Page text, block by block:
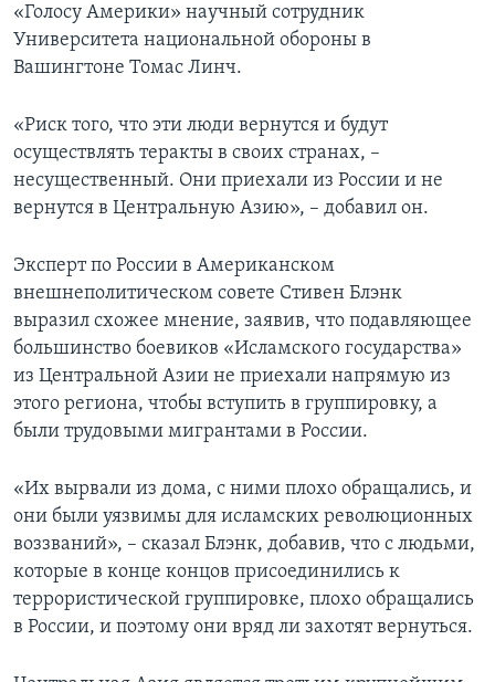
«Голосу Америки» научный сотрудник
Университета национальной обороны в
Вашингтоне Томас Линч.
«Риск того, что эти люди вернутся и будут
осуществлять теракты в своих странах, –
несущественный. Они приехали из России и не
вернутся в Центральную Азию», – добавил он.
Эксперт по России в Американском
внешнеполитическом совете Стивен Блэнк
выразил схожее мнение, заявив, что подавляющее
большинство боевиков «Исламского государства»
из Центральной Азии не приехали напрямую из
этого региона, чтобы вступить в группировку, а
были трудовыми мигрантами в России.
«Их вырвали из дома, с ними плохо обращались, и
они были уязвимы для исламских революционных
воззваний», – сказал Блэнк, добавив, что с людьми,
которые в конце концов присоединились к
террористической группировке, плохо обращались
в России, и поэтому они вряд ли захотят вернуться.